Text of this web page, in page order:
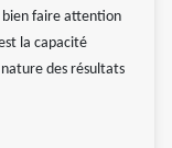
faire attention
la capacité
des résultats